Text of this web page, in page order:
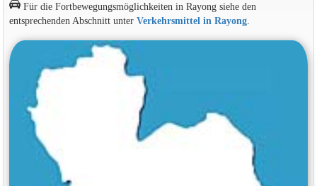
Für die Fortbewegungsmöglichkeiten in Rayong siehe den
entsprechenden Abschnitt unter Verkehrsmittel in Rayong.